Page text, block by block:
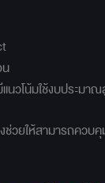
น
นวโน้มใช้งบประมา
วยให้สามารถควบ